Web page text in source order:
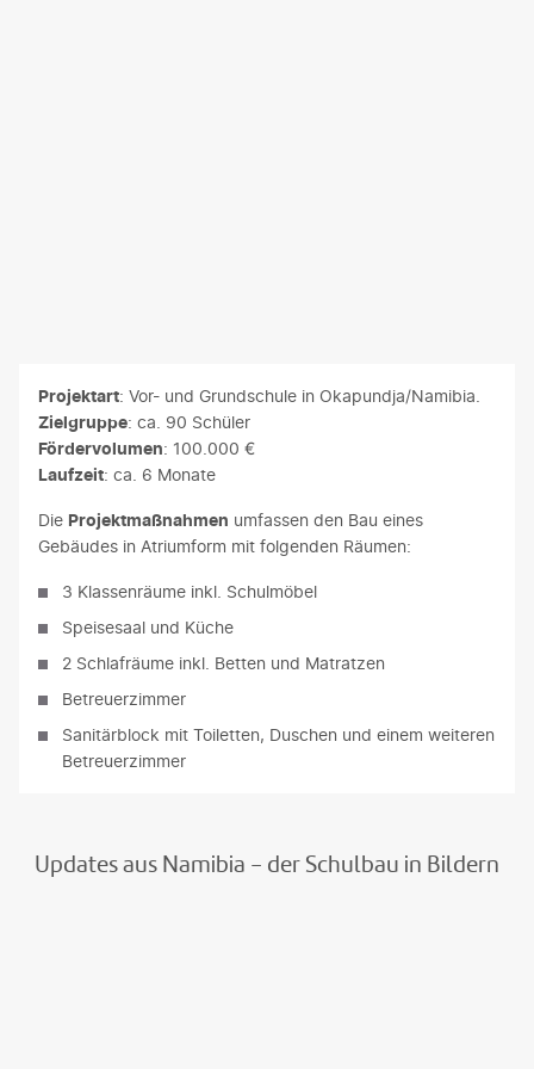
Projektart: Vor- und Grundschule in Okapundja/Namibia.
Zielgruppe: ca. 90 Schüler
Fördervolumen: 100.000 €
Laufzeit: ca. 6 Monate
Die Projektmaßnahmen umfassen den Bau eines
Gebäudes in Atriumform mit folgenden Räumen:
3 Klassenräume inkl. Schulmöbel
Speisesaal und Küche
2 Schlafräume inkl. Betten und Matratzen
Betreuerzimmer
Sanitärblock mit Toiletten, Duschen und einem weiteren
Betreuerzimmer
Updates aus Namibia - der Schulbau in Bildern